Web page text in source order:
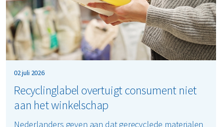
Recyclinglabel overtuigt consument niet
aan het winkelschap
02 juli 2026
Nederlanders geven aan dat gerecyclede materialen